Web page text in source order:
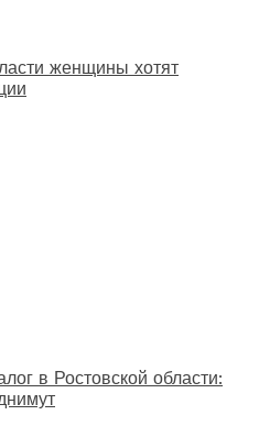
женщины хотят
в Ростовской области: